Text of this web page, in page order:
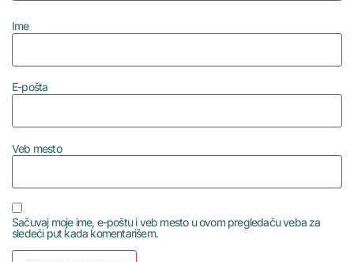
Ime
E-pošta
Veb mesto
Sačuvaj moje ime, e-poštu i veb mesto u ovom pregledaču veba za
sledeći put kada komentarišem.